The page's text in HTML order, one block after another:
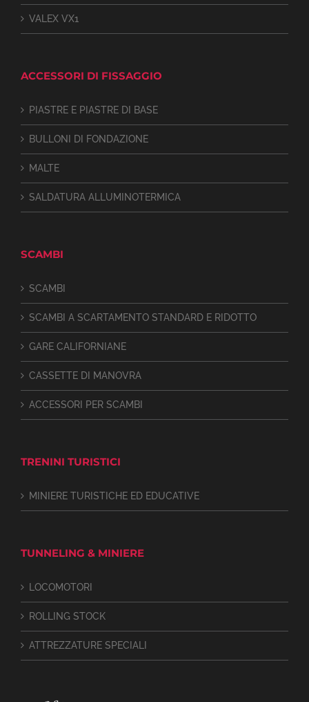
VALEX VX1
ACCESSORI DI FISSAGGIO
PIASTRE E PIASTRE DI BASE
BULLONI DI FONDAZIONE
MALTE
SALDATURA ALLUMINOTERMICA
SCAMBI
SCAMBI
SCAMBI A SCARTAMENTO STANDARD E RIDOTTO
GARE CALIFORNIANE
CASSETTE DI MANOVRA
ACCESSORI PER SCAMBI
TRENINI TURISTICI
MINIERE TURISTICHE ED EDUCATIVE
TUNNELING & MINIERE
LOCOMOTORI
ROLLING STOCK
ATTREZZATURE SPECIALI